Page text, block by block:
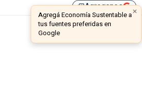
library_addAgreganos ×
Agregá Economía Sustentable a
tus fuentes preferidas en
Google